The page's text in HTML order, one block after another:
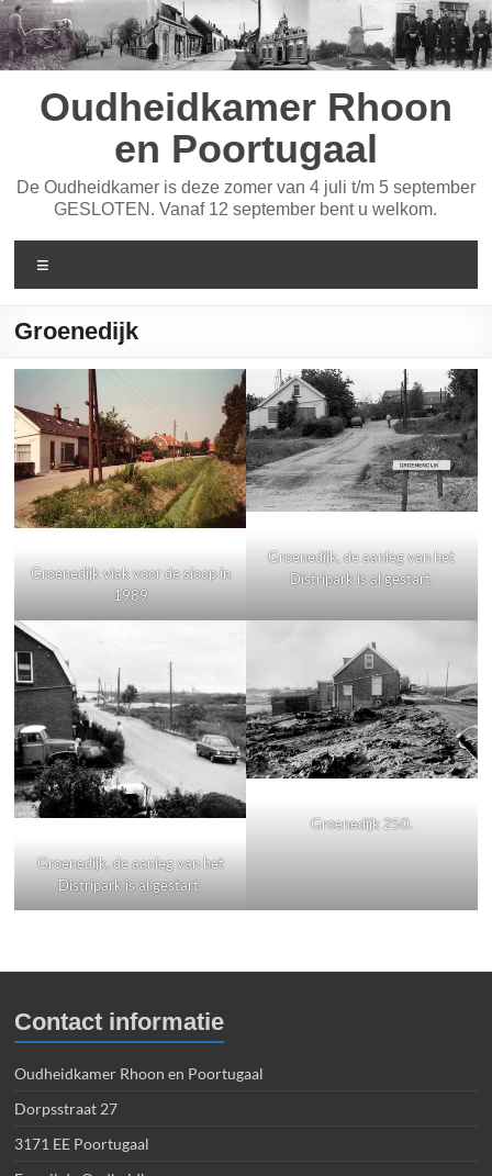
Ga
naar
de
inhoud
Oudheidkamer Rhoon
en Poortugaal
De Oudheidkamer is deze zomer van 4 juli t/m 5 september
GESLOTEN. Vanaf 12 september bent u welkom.
Groenedijk
Groenedijk vlak voor de sloop in
1989
Groenedijk, de aanleg van het
Distripark is al gestart.
Groenedijk, de aanleg van het
Distripark is al gestart.
Groenedijk 250.
Contact informatie
Oudheidkamer Rhoon en Poortugaal
Dorpsstraat 27
3171 EE Poortugaal